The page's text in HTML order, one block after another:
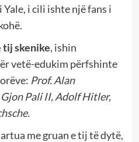
i cili ishte një fans i
tij skenike, ishin
vetë-edukim përfshinte
Prof. Alan
Pali II, Adolf Hitler,
me gruan e tij të dytë,